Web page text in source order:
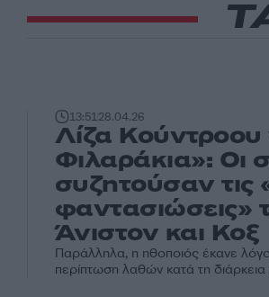
13:5128.04.26
Λίζα Κούντροου
Φιλαράκια»: Οι
συζητούσαν τις
φαντασιώσεις»
Άνιστον και Κοξ
Παράλληλα, η ηθοποιός έκανε λόγο
περίπτωση λαθών κατά τη